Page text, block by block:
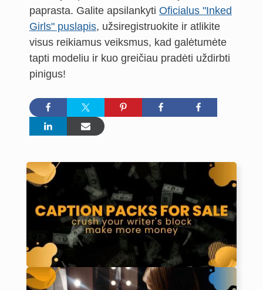
paprasta. Galite apsilankyti Oficialus "Inked
Girls" puslapis, užsiregistruokite ir atlikite
visus reikiamus veiksmus, kad galėtumėte
tapti modeliu ir kuo greičiau pradėti uždirbti
pinigus!